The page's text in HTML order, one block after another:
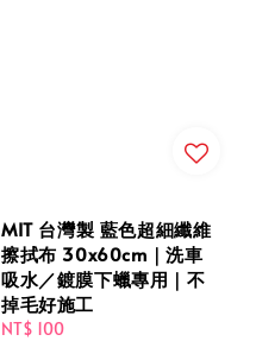
MIT 台灣製 藍色超細纖維
擦拭布 30x60cm｜洗車
吸水／鍍膜下蠟專用｜不
掉毛好施工
Regular
NT$ 100